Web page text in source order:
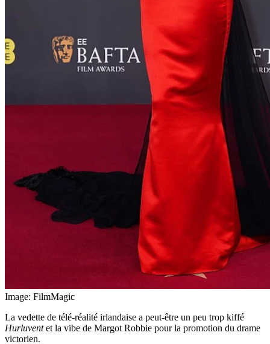
Image: FilmMagic
La vedette de télé-réalité irlandaise a peut-être un peu trop kiffé
Hurluventet la vibe de Margot Robbie pour la promotion du drame
victorien.